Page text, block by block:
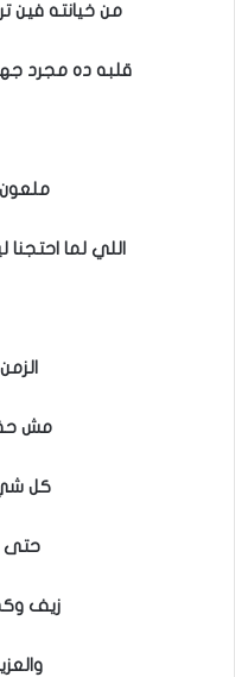
من خيانته فين
قلبه ده مجرد
ملعون
اللي لما احتجنا
مش
كل
حتى
زيف